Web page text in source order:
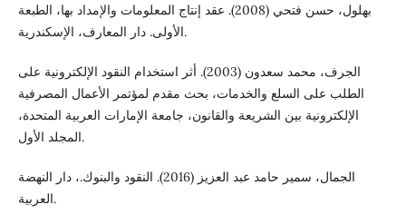
بهلول، حسن فتحي (2008). عقد إنتاج المعلومات والإمداد بها، الطبعة
الأولى. دار المعارف، الإسكندرية.
الجرف، محمد سعدون (2003). أثر استخدام النقود الإلكترونية على
الطلب على السلع والخدمات، بحث مقدم لمؤتمر الأعمال المصرفية
الإلكترونية بين الشريعة والقانون، جامعة الإمارات العربية المتحدة،
المجلد الأول.
الجمال، سمير حامد عبد العزيز (2016). النقود والبنوك.، دار النهضة
العربية.